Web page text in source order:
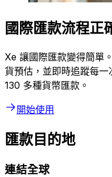
國際匯款流程正
Xe 讓國際匯款變得簡單
貨預估，並即時追蹤每
130 多種貨幣匯款。
開始使用
匯款目的地
連結全球